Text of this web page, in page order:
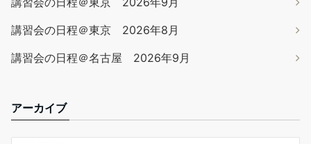
講習会の日程＠東京 2026年8月
講習会の日程＠名古屋 2026年9月
アーカイブ